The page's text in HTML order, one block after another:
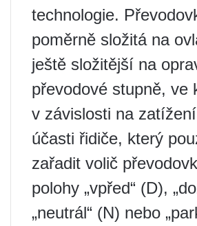
technologie.
poměrně složitá na
ještě složitější na
převodové stupně, ve
v závislosti na
účasti řidiče, který
zařadit volič
polohy „vpřed“ (D),
„neutrál“ (N) nebo